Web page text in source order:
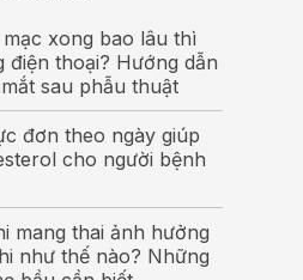
xong bao lâu thì
điện thoại? Hướng dẫn
sau phẫu thuật
đơn theo ngày giúp
cho người bệnh
mang thai ảnh hưởng
như thế nào? Những